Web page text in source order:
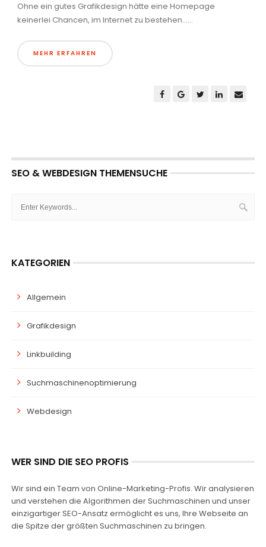
Ohne ein gutes Grafikdesign hätte eine Homepage
keinerlei Chancen, im Internet zu bestehen......
MEHR ERFAHREN
SEO & WEBDESIGN THEMENSUCHE
KATEGORIEN
Allgemein
Grafikdesign
Linkbuilding
Suchmaschinenoptimierung
Webdesign
WER SIND DIE SEO PROFIS
Wir sind ein Team von Online-Marketing-Profis. Wir analysieren
und verstehen die Algorithmen der Suchmaschinen und unser
einzigartiger SEO-Ansatz ermöglicht es uns, Ihre Webseite an
die Spitze der größten Suchmaschinen zu bringen.